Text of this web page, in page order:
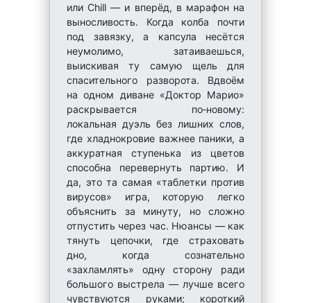
или Chill — и вперёд, в марафон на
выносливость. Когда колба почти
под завязку, а капсула несётся
неумолимо, затаиваешься,
выискивая ту самую щель для
спасительного разворота. Вдвоём
на одном диване «Доктор Марио»
раскрывается по‑новому:
локальная дуэль без лишних слов,
где хладнокровие важнее паники, а
аккуратная ступенька из цветов
способна перевернуть партию. И
да, это та самая «таблетки против
вирусов» игра, которую легко
объяснить за минуту, но сложно
отпустить через час. Нюансы — как
тянуть цепочки, где страховать
дно, когда сознательно
«захламлять» одну сторону ради
большого выстрела — лучше всего
чувствуются руками; короткий